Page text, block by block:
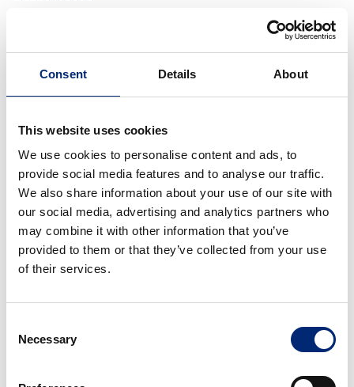
Consent Details About
This website uses cookies
We use cookies to personalise content and ads, to
provide social media features and to analyse our traffic.
We also share information about your use of our site with
our social media, advertising and analytics partners who
may combine it with other information that you’ve
provided to them or that they’ve collected from your use
of their services.
Selection
Necessary
Blue Print е регистрирана търговска марка на Ferdinand
на този уебсайт са предмет на търговски права от
FERDINAND BILSTEIN GMBH + CO. KG, Ennepetal, ако
друго не е изрично описано. Всяко копиране,
разпространение, съхранение, изпращане,
разпространение и репродуктиране е строго забранено
без писмено потвърждение от FERDINAND BILSTEIN
GMBH + CO. KG.
съдържанието на този сайт много внимателно и прави
редовни ъпдейти. Все пак, всички твърдения и
информираност и са необвързващи. Те не заместват